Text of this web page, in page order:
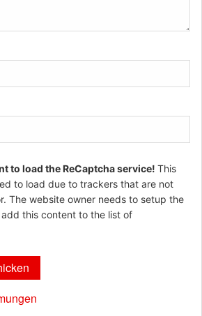
to load the ReCaptcha service! This
to load due to trackers that are not
The website owner needs to setup the
this content to the list of